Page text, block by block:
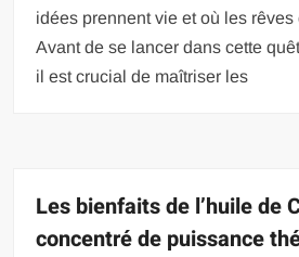
idées prennent vie et où les
Avant de se lancer dans cette
il est crucial de maîtriser les
Les bienfaits de l’huile de
concentré de puissance